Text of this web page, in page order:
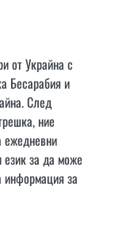
от Украйна с
Бесарабия и
След
ние
ежедневни
език за да може
информация за